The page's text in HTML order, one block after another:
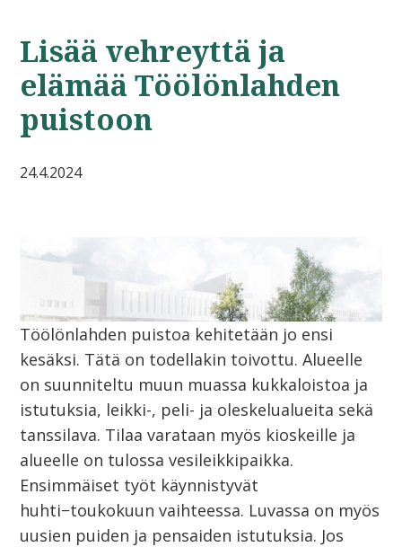
Lisää vehreyttä ja
elämää Töölönlahden
puistoon
24.4.2024
Töölönlahden puistoa kehitetään jo ensi
kesäksi. Tätä on todellakin toivottu. Alueelle
on suunniteltu muun muassa kukkaloistoa ja
istutuksia, leikki-, peli- ja oleskelualueita sekä
tanssilava. Tilaa varataan myös kioskeille ja
alueelle on tulossa vesileikkipaikka.
Ensimmäiset työt käynnistyvät
huhti−toukokuun vaihteessa. Luvassa on myös
uusien puiden ja pensaiden istutuksia. Jos